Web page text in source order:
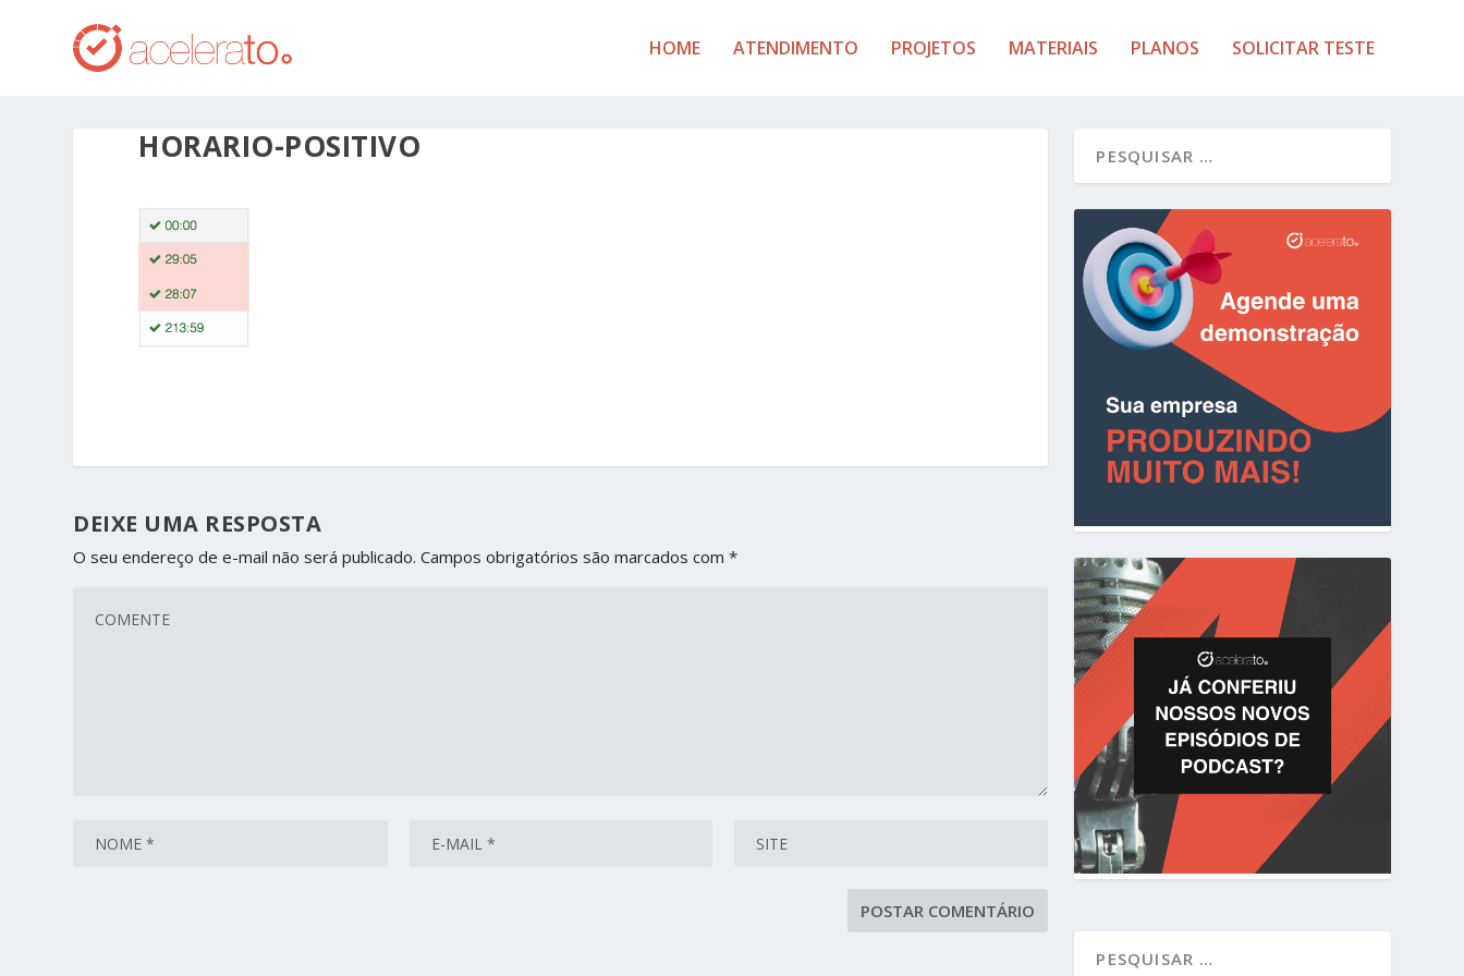
HOME ATENDIMENTO PROJETOS MATERIAIS PLANOS SOLICITAR TESTE
HORARIO-POSITIVO
DEIXE UMA RESPOSTA
O seu endereço de e-mail não será publicado. Campos obrigatórios são marcados com*